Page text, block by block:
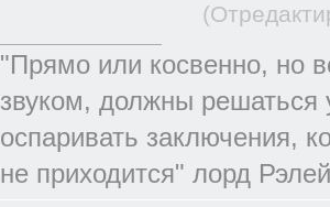
"Прямо или косвенно, но
звуком, должны решаться
оспаривать заключения,
не приходится" лорд